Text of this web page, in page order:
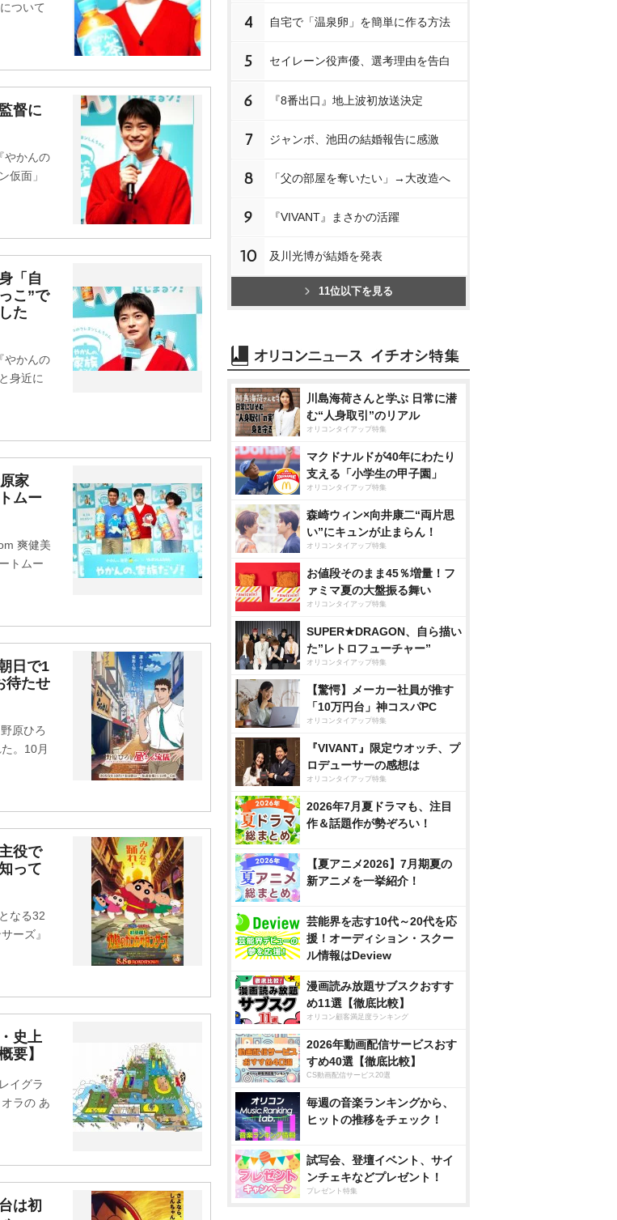
ついて
督に
やかんの
仮面」
「自
こ”で
た
やかんの
身近に
家
ムー
爽健美
トムー
日で1
待たせ
原ひろ
。10月
役で
って
なる32
ーズ』
史上
要】
イグラ
ラの あ
は初
4 自宅で「温泉卵」を簡単に作る方法
5 セイレーン役声優、選考理由を告白
6 『8番出口』地上波初放送決定
7 ジャンボ、池田の結婚報告に感激
8 「父の部屋を奪いたい」→大改造へ
9 『VIVANT』まさかの活躍
10 及川光博が結婚を発表
11位以下を見る
川島海荷さんと学ぶ 日常に潜
む“人身取引”のリアル
オリコンタイアップ特集
マクドナルドが40年にわたり
支える「小学生の甲子園」
オリコンタイアップ特集
森崎ウィン×向井康二“両片思
い”にキュンが止まらん！
オリコンタイアップ特集
お値段そのまま45％増量！フ
ァミマ夏の大盤振る舞い
オリコンタイアップ特集
SUPER★DRAGON、自ら描い
た”レトロフューチャー”
オリコンタイアップ特集
【驚愕】メーカー社員が推す
「10万円台」神コスパPC
オリコンタイアップ特集
『VIVANT』限定ウオッチ、プ
ロデューサーの感想は
オリコンタイアップ特集
2026年7月夏ドラマも、注目
作＆話題作が勢ぞろい！
【夏アニメ2026】7月期夏の
新アニメを一挙紹介！
芸能界を志す10代～20代を応
援！オーディション・スクー
ル情報はDeview
漫画読み放題サブスクおすす
め11選【徹底比較】
オリコン顧客満足度ランキング
2026年動画配信サービスおす
すめ40選【徹底比較】
CS動画配信サービス20選
毎週の音楽ランキングから、
ヒットの推移をチェック！
試写会、登壇イベント、サイ
ンチェキなどプレゼント！
プレゼント特集